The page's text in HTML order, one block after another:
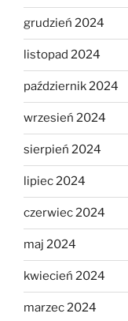
grudzień 2024
listopad 2024
październik 2024
wrzesień 2024
sierpień 2024
lipiec 2024
czerwiec 2024
maj 2024
kwiecień 2024
marzec 2024